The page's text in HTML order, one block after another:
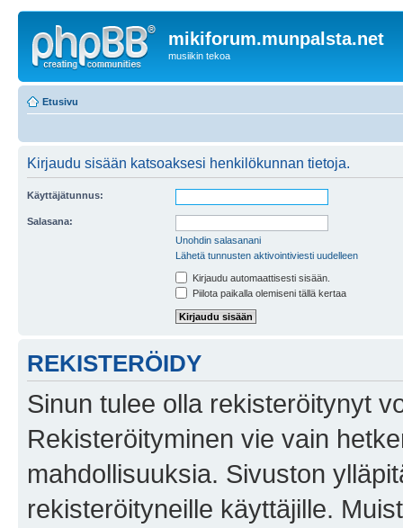
mikiforum.munpalsta.net
musiikin tekoa
Etusivu
Kirjaudu sisään katsoaksesi henkilökunnan tietoja.
Käyttäjätunnus:
Salasana:
Unohdin salasanani
Lähetä tunnusten aktivointiviesti uudelleen
Kirjaudu automaattisesti sisään.
Piilota paikalla olemiseni tällä kertaa
REKISTERÖIDY
Sinun tulee olla rekisteröitynyt
Rekisteröityminen vie vain
mahdollisuuksia. Sivuston
rekisteröityneille käyttäjille.